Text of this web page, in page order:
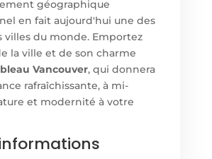
géographique
en fait aujourd'hui une des
villes du monde. Emportez
la ville et de son charme
Vancouver, qui donnera
rafraîchissante, à mi-
et modernité à votre